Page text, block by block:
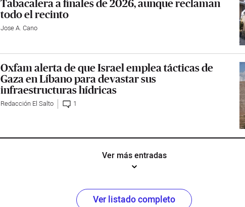
Tabacalera a finales de 2026, aunque reclaman
todo el recinto
Jose A. Cano
Oxfam alerta de que Israel emplea tácticas de
Gaza en Líbano para devastar sus
infraestructuras hídricas
Redacción El Salto 1
Ver más entradas
Ver listado completo